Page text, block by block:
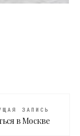
ЗАПИСЬ
в Москве